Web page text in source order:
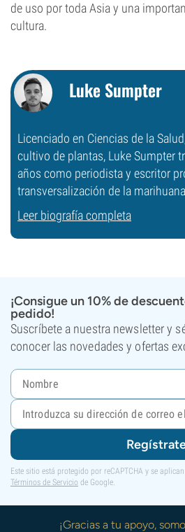
de uso por toda Asia y una
cultura.
Luke Sumpter
Licenciado en Ciencias de la
cultivo de plantas, Luke Sumpter
años como periodista y escritor
transversalización de la
Leer biografía completa
¡Consigue un 10% de
pedido!
Suscríbete a nuestra newsletter y
conocer las novedades y ofertas
Este sitio está protegido por reCAPTCHA y se
Términos de Servicio de Google.
¡Gracias a tu apoyo,